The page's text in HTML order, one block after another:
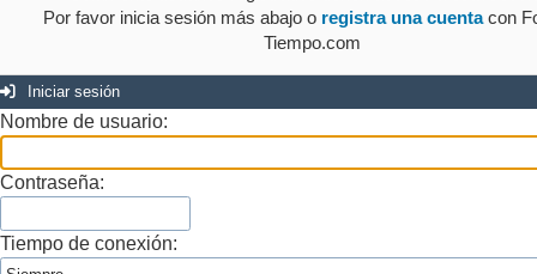
Por favor inicia sesión más abajo o registra una cuentacon
Tiempo.com
Iniciar sesión
Nombre de usuario:
Contraseña:
Tiempo de conexión: